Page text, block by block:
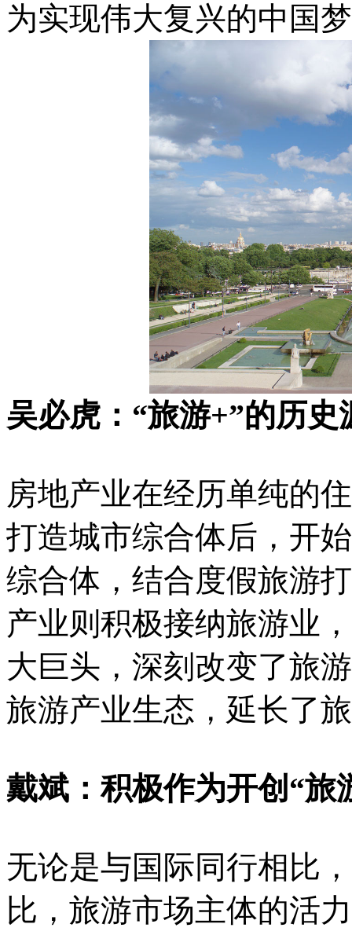
为实现伟大复兴的中国
吴必虎：“旅游+”的历
房地产业在经历单纯的
打造城市综合体后，开
综合体，结合度假旅游
产业则积极接纳旅游业
大巨头，深刻改变了旅
旅游产业生态，延长了
戴斌：积极作为开创“旅
无论是与国际同行相比
比，旅游市场主体的活